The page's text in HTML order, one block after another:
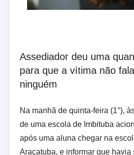
Assediador deu uma
para que a vítima não
ninguém
Na manhã de quinta-feira (1°),
de uma escola de Imbituba
após uma aluna chegar na
Araçatuba, e informar que havia